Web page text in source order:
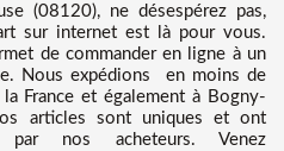
(08120), ne désespérez pas,
sur internet est là pour vous.
de commander en ligne à un
. Nousexpédions en moins de
France et également à Bogny-
articles sont uniques et ont
nos acheteurs. Venez